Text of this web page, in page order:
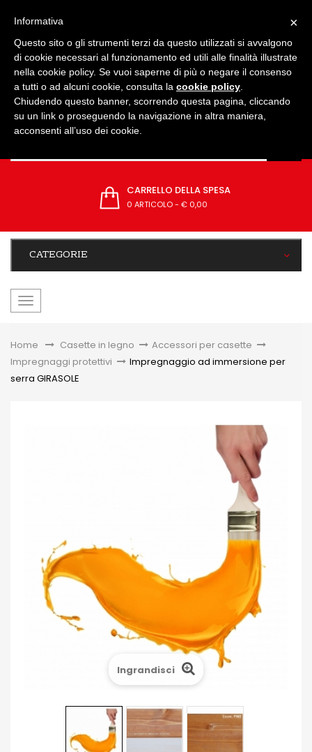
CARRELLO DELLA SPESA
0 ARTICOLO- € 0,00
CATEGORIE
navigazione
Home &gt;Casette in legno > Accessori per casette >
Impregnaggi protettivi > Impregnaggio ad immersione per
serra GIRASOLE
Ingrandisci
×
Informativa
Questo sito o gli strumenti terzi da questo utilizzati si avvalgono
di cookie necessari al funzionamento ed utili alle finalità illustrate
nella cookie policy. Se vuoi saperne di più o negare il consenso
a tutti o ad alcuni cookie, consulta la cookie policy
Chiudendo questo banner, scorrendo questa pagina, cliccando
su un link o proseguendo la navigazione in altra maniera,
acconsenti all’uso dei cookie.